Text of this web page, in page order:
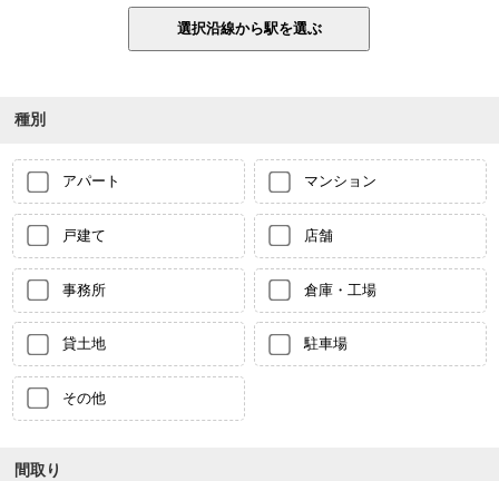
種別
アパート マンション
戸建て 店舗
事務所 倉庫・工場
貸土地 駐車場
その他
間取り